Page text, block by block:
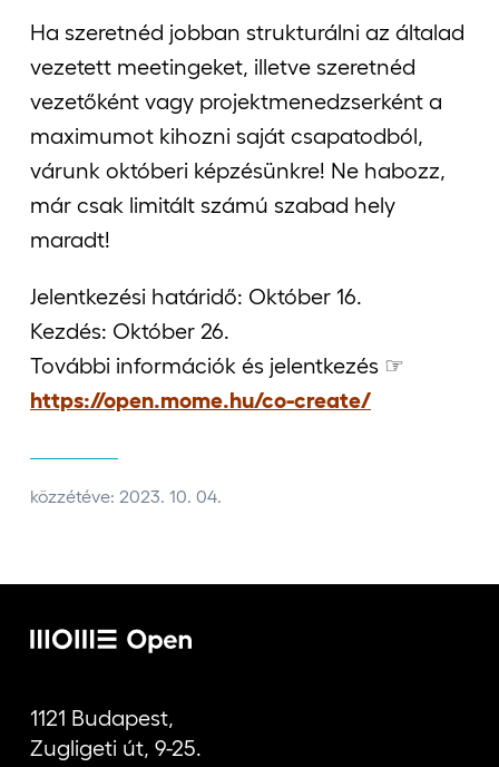
Ha szeretnéd jobban strukturálni az általad
vezetett meetingeket, illetve szeretnéd
vezetőként vagy projektmenedzserként a
maximumot kihozni saját csapatodból,
várunk októberi képzésünkre! Ne habozz,
már csak limitált számú szabad hely
maradt!
Jelentkezési határidő: Október 16.
Kezdés: Október 26.
További információk és jelentkezés ☞
https://open.mome.hu/co-create/
közzétéve: 2023. 10. 04.
1121 Budapest,
Zugligeti út, 9-25.